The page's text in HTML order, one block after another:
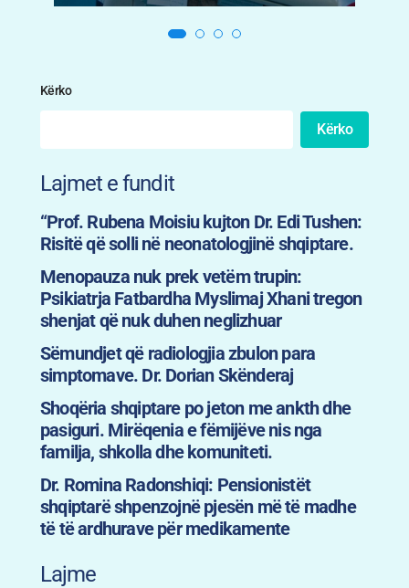
Kërko
Kërko
Lajmet e fundit
“Prof. Rubena Moisiu kujton Dr. Edi Tushen:
Risitë që solli në neonatologjinë shqiptare.
Menopauza nuk prek vetëm trupin:
Psikiatrja Fatbardha Myslimaj Xhani tregon
shenjat që nuk duhen neglizhuar
Sëmundjet që radiologjia zbulon para
simptomave. Dr. Dorian Skënderaj
Shoqëria shqiptare po jeton me ankth dhe
pasiguri. Mirëqenia e fëmijëve nis nga
familja, shkolla dhe komuniteti.
Dr. Romina Radonshiqi: Pensionistët
shqiptarë shpenzojnë pjesën më të madhe
të të ardhurave për medikamente
Lajme